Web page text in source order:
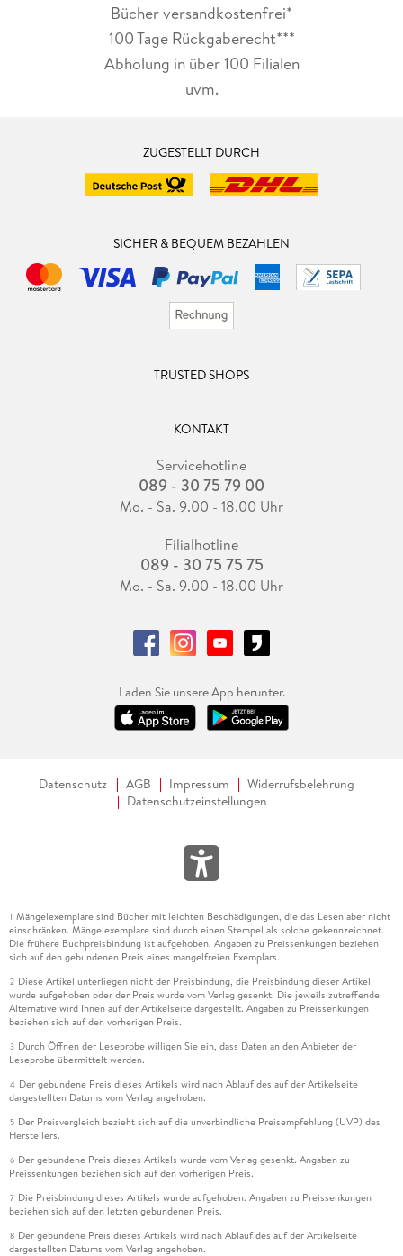
Bücher versandkostenfrei*
100 Tage Rückgaberecht***
Abholung in über 100 Filialen
uvm.
ZUGESTELLT DURCH
SICHER & BEQUEM BEZAHLEN
TRUSTED SHOPS
KONTAKT
Servicehotline
089 - 30 75 79 00
Mo. - Sa. 9.00 - 18.00 Uhr
Filialhotline
089 - 30 75 75 75
Mo. - Sa. 9.00 - 18.00 Uhr
Laden Sie unsere App herunter.
Datenschutz AGB Impressum
Widerrufsbelehrung
Datenschutzeinstellungen
1 Mängelexemplare sind Bücher mit leichten Beschädigungen, die das Lesen aber nicht
einschränken. Mängelexemplare sind durch einen Stempel als solche gekennzeichnet.
Die frühere Buchpreisbindung ist aufgehoben. Angaben zu Preissenkungen beziehen
sich auf den gebundenen Preis eines mangelfreien Exemplars.
2 Diese Artikel unterliegen nicht der Preisbindung, die Preisbindung dieser Artikel
wurde aufgehoben oder der Preis wurde vom Verlag gesenkt. Die jeweils zutreffende
Alternative wird Ihnen auf der Artikelseite dargestellt. Angaben zu Preissenkungen
beziehen sich auf den vorherigen Preis.
3 Durch Öffnen der Leseprobe willigen Sie ein, dass Daten an den Anbieter der
Leseprobe übermittelt werden.
4 Der gebundene Preis dieses Artikels wird nach Ablauf des auf der Artikelseite
dargestellten Datums vom Verlag angehoben.
5 Der Preisvergleich bezieht sich auf die unverbindliche Preisempfehlung (UVP) des
Herstellers.
6 Der gebundene Preis dieses Artikels wurde vom Verlag gesenkt. Angaben zu
Preissenkungen beziehen sich auf den vorherigen Preis.
7 Die Preisbindung dieses Artikels wurde aufgehoben. Angaben zu Preissenkungen
beziehen sich auf den letzten gebundenen Preis.
8 Der gebundene Preis dieses Artikels wird nach Ablauf des auf der Artikelseite
dargestellten Datums vom Verlag angehoben.